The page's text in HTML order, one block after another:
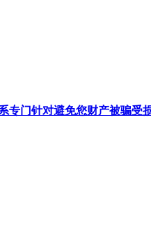
专门针对避免您财产被骗受